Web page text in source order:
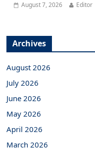
August 7, 2026 Editor
Archives
August 2026
July 2026
June 2026
May 2026
April 2026
March 2026